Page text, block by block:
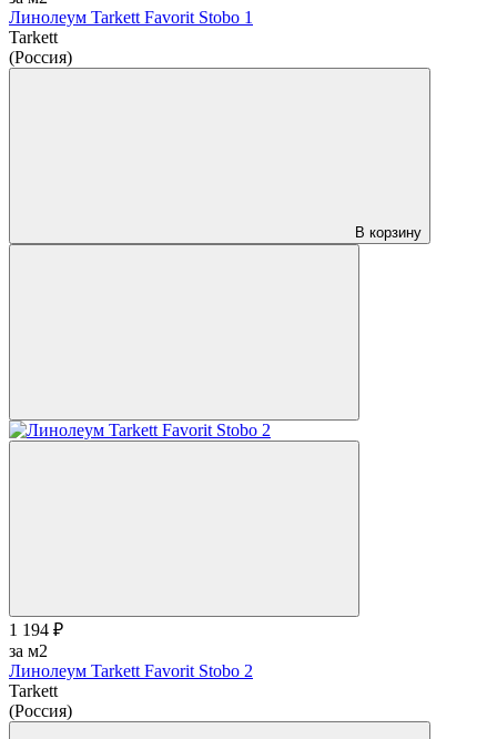
Линолеум Tarkett Favorit Stobo 1
Tarkett
(Россия)
В корзину
1 194 ₽
за м2
Линолеум Tarkett Favorit Stobo 2
Tarkett
(Россия)